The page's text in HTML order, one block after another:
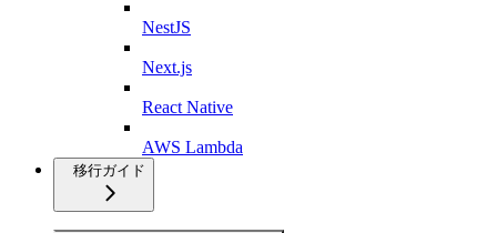
NestJS
Next.js
React Native
AWS Lambda
移行ガイド